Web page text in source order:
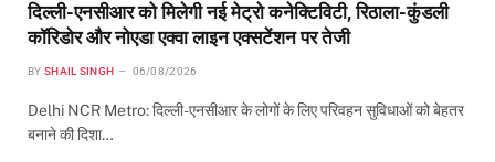
दिल्ली-एनसीआर को मिलेगी नई मेट्रो कनेक्टिविटी, रिठाला-कुंडली
कॉरिडोर और नोएडा एक्वा लाइन एक्सटेंशन पर तेजी
BY SHAIL SINGH 06/08/2026
Delhi NCR Metro: दिल्ली-एनसीआर के लोगों के लिए परिवहन सुविधाओं को बेहतर
बनाने की दिशा…